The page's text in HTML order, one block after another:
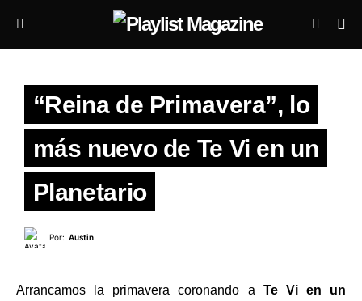
“Reina de Primavera”, lo
más nuevo de Te Vi en un
Planetario
Por: Austin
Arrancamos la primavera coronando a Te Vi en un